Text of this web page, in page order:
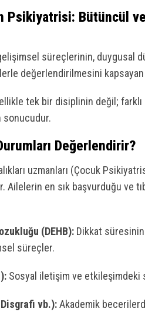
Psikiyatrisi: Bütüncül
süreçlerinin, duygusal
değerlendirilmesini kapsayan
tek bir disiplinin değil; farklı
Değerlendirir?
uzmanları (Çocuk
Ailelerin en sık başvurduğu ve
(DEHB): Dikkat süresinin
süreçler.
Sosyal iletişim ve etkileşimdeki
vb.):Akademik